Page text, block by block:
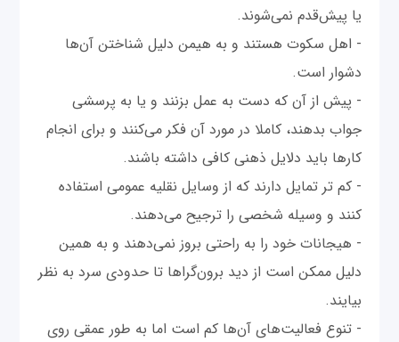
یا پیش‌قدم نمی‌شوند.
- اهل سکوت هستند و به هیمن دلیل شناختن آن‌ها
دشوار است.
- پیش از آن که دست به عمل بزنند و یا به پرسشی
جواب بدهند، کاملا در مورد آن فکر می‌کنند و برای انجام
کارها باید دلایل ذهنی کافی داشته باشند.
- کم تر تمایل دارند که از وسایل نقلیه عمومی استفاده
کنند و وسیله شخصی را ترجیح می‌دهند.
- هیجانات خود را به راحتی بروز نمی‌دهند و به همین
دلیل ممکن است از دید برون‌گراها تا حدودی سرد به نظر
بیایند.
- تنوع فعالیت‌های آن‌ها کم است اما به طور عمقی روی